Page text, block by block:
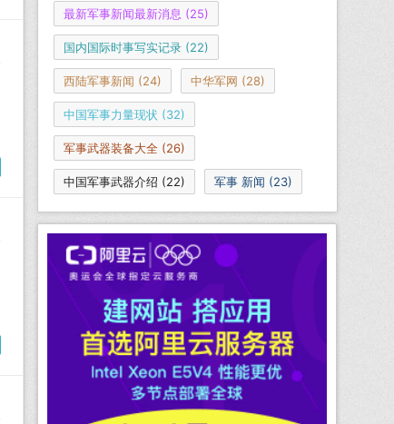
最新军事新闻最新消息 (25)
国内国际时事写实记录 (22)
西陆军事新闻 (24) 中华军网 (28)
中国军事力量现状 (32)
军事武器装备大全 (26)
中国军事武器介绍 (22) 军事 新闻 (23)